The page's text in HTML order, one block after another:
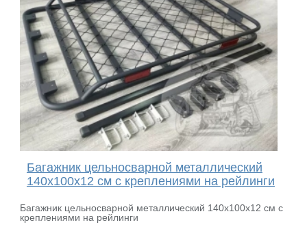
Багажник цельносварной металлический
140x100x12 см с креплениями на рейлинги
Багажник цельносварной металлический 140x100x12 см с
креплениями на рейлинги